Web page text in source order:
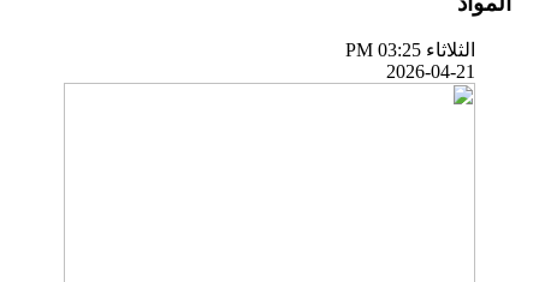
الثلاثاء PM 03:25
2026-04-21